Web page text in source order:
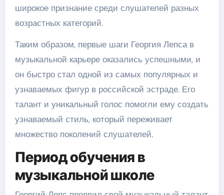
широкое признание среди слушателей разных
возрастных категорий.
Таким образом, первые шаги Георгия Лепса в
музыкальной карьере оказались успешными, и
он быстро стал одной из самых популярных и
узнаваемых фигур в российской эстраде. Его
талант и уникальный голос помогли ему создать
узнаваемый стиль, который переживает
множество поколений слушателей.
Период обучения в
музыкальной школе